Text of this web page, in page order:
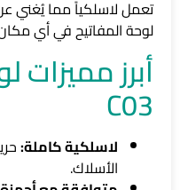
تعمل لاسلكياً مما يُغني
لوحة المفاتيح في أي
C03
لاسلكية كاملة:
الأسلاك.